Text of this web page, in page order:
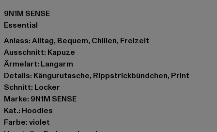
9N1M SENSE
Essential
Anlass: Alltag, Bequem, Chillen, Freizeit
Ausschnitt: Kapuze
Ärmelart: Langarm
Details: Kängurutasche, Rippstrickbündchen, Print
Schnitt: Locker
Marke: 9N1M SENSE
Kat.: Hoodies
Farbe: violet